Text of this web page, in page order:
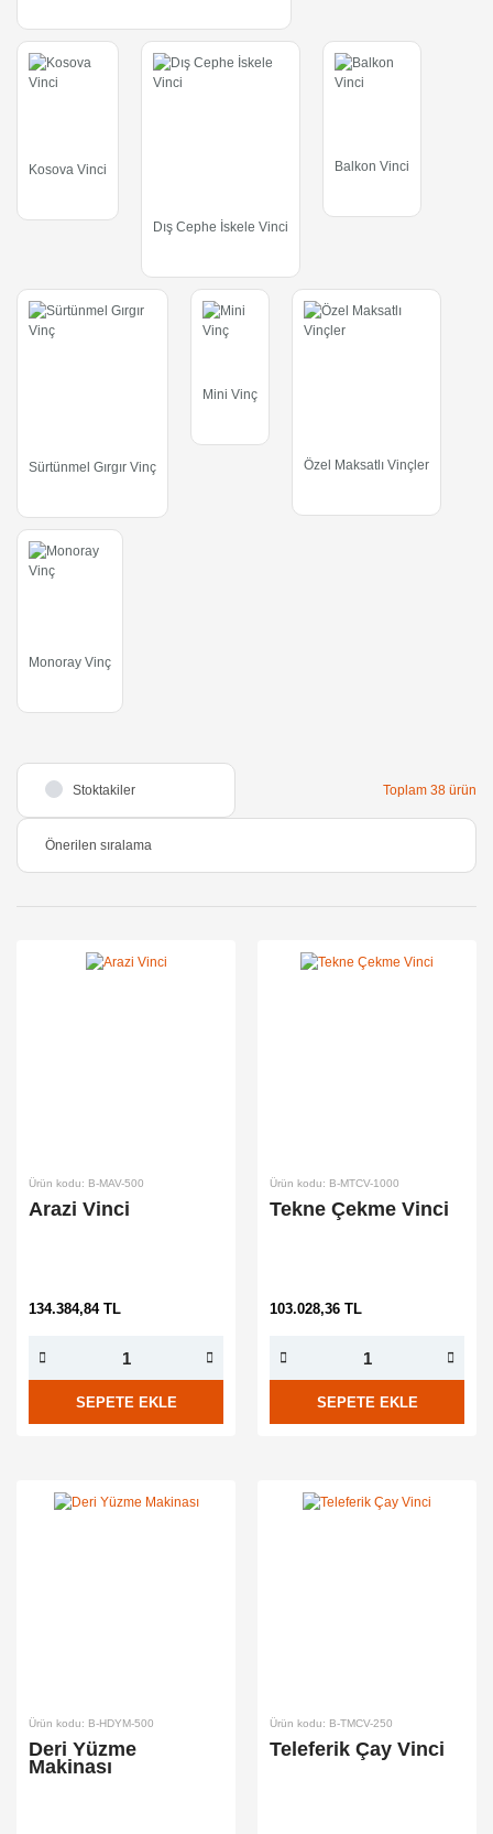
Kosova Vinci
Dış Cephe İskele Vinci
Balkon Vinci
Sürtünmel Gırgır Vinç
Mini Vinç
Özel Maksatlı Vinçler
Monoray Vinç
Stoktakiler Toplam 38 ürün
Ürün kodu: B-MAV-500
Arazi Vinci
134.384,84 TL
SEPETE EKLE
Ürün kodu: B-MTCV-1000
Tekne Çekme Vinci
103.028,36 TL
SEPETE EKLE
Ürün kodu: B-HDYM-500
Deri Yüzme
Makinası
Ürün kodu: B-TMCV-250
Teleferik Çay Vinci